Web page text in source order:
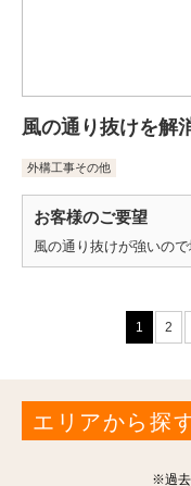
風の通り抜けを解
外構工事その他
お客様のご要望
風の通り抜けが強いので
1 2
エリアから探
※過去